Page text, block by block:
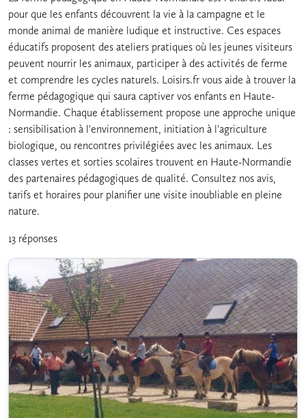
pour que les enfants découvrent la vie à la campagne et le
monde animal de manière ludique et instructive. Ces espaces
éducatifs proposent des ateliers pratiques où les jeunes visiteurs
peuvent nourrir les animaux, participer à des activités de ferme
et comprendre les cycles naturels. Loisirs.fr vous aide à trouver la
ferme pédagogique qui saura captiver vos enfants en Haute-
Normandie. Chaque établissement propose une approche unique
: sensibilisation à l'environnement, initiation à l'agriculture
biologique, ou rencontres privilégiées avec les animaux. Les
classes vertes et sorties scolaires trouvent en Haute-Normandie
des partenaires pédagogiques de qualité. Consultez nos avis,
tarifs et horaires pour planifier une visite inoubliable en pleine
nature.
13 réponses